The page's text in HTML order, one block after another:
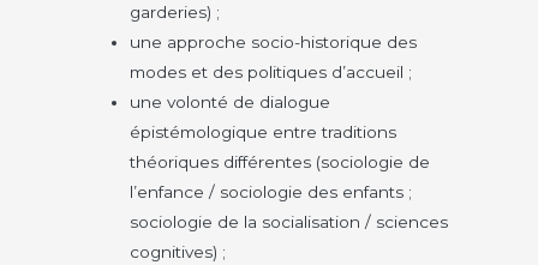
garderies) ;
une approche socio-historique des
modes et des politiques d’accueil ;
une volonté de dialogue
épistémologique entre traditions
théoriques différentes (sociologie de
l’enfance / sociologie des enfants ;
sociologie de la socialisation / sciences
cognitives) ;